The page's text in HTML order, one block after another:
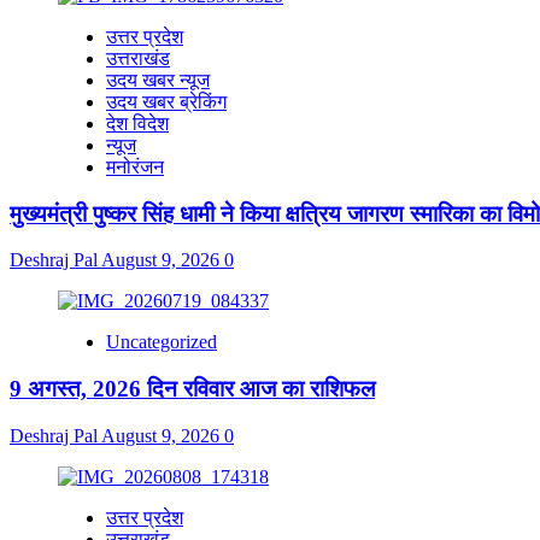
उत्तर प्रदेश
उत्तराखंड
उदय खबर न्यूज
उदय खबर ब्रेकिंग
देश विदेश
न्यूज
मनोरंजन
मुख्यमंत्री पुष्कर सिंह धामी ने किया क्षत्रिय जागरण स्मारिका का
Deshraj Pal August 9, 2026 0
Uncategorized
9 अगस्त, 2026 दिन रविवार आज का राशिफल
Deshraj Pal August 9, 2026 0
उत्तर प्रदेश